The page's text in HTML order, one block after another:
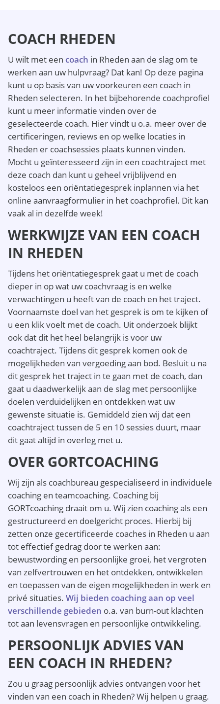
COACH RHEDEN
U wilt met een coach in Rheden aan de slag om te
werken aan uw hulpvraag? Dat kan! Op deze pagina
kunt u op basis van uw voorkeuren een coach in
Rheden selecteren. In het bijbehorende coachprofiel
kunt u meer informatie vinden over de
geselecteerde coach. Hier vindt u o.a. meer over de
certificeringen, reviews en op welke locaties in
Rheden er coachsessies plaats kunnen vinden.
Mocht u geïnteresseerd zijn in een coachtraject met
deze coach dan kunt u geheel vrijblijvend en
kosteloos een oriëntatiegesprek inplannen via het
online aanvraagformulier in het coachprofiel. Dit kan
vaak al in dezelfde week!
WERKWIJZE VAN EEN COACH
IN RHEDEN
Tijdens het oriëntatiegesprek gaat u met de coach
dieper in op wat uw coachvraag is en welke
verwachtingen u heeft van de coach en het traject.
Voornaamste doel van het gesprek is om te kijken of
u een klik voelt met de coach. Uit onderzoek blijkt
ook dat dit het heel belangrijk is voor uw
coachtraject. Tijdens dit gesprek komen ook de
mogelijkheden van vergoeding aan bod. Besluit u na
dit gesprek het traject in te gaan met de coach, dan
gaat u daadwerkelijk aan de slag met persoonlijke
doelen verduidelijken en ontdekken wat uw
gewenste situatie is. Gemiddeld zien wij dat een
coachtraject tussen de 5 en 10 sessies duurt, maar
dit gaat altijd in overleg met u.
OVER GORTCOACHING
Wij zijn als coachbureau gespecialiseerd in individuele
coaching en teamcoaching. Coaching bij
GORTcoaching draait om u. Wij zien coaching als een
gestructureerd en doelgericht proces. Hierbij bij
zetten onze gecertificeerde coaches in Rheden u aan
tot effectief gedrag door te werken aan:
bewustwording en persoonlijke groei, het vergroten
van zelfvertrouwen en het ontdekken, ontwikkelen
en toepassen van de eigen mogelijkheden in werk en
privé situaties. Wij bieden coaching aan op veel
verschillende gebieden o.a. van burn-out klachten
tot aan levensvragen en persoonlijke ontwikkeling.
PERSOONLIJK ADVIES VAN
EEN COACH IN RHEDEN?
Zou u graag persoonlijk advies ontvangen voor het
vinden van een coach in Rheden? Wij helpen u graag.